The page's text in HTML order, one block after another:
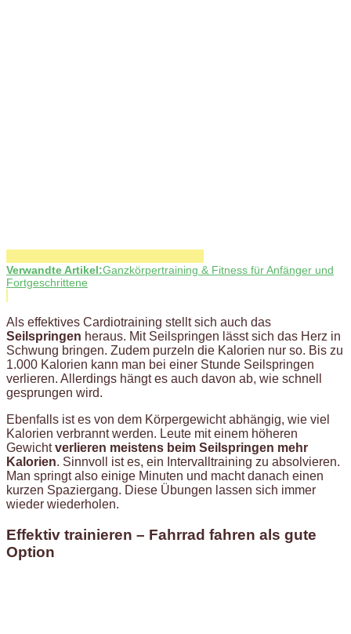
Verwandte Artikel:Ganzkörpertraining & Fitness für Anfänger und
Fortgeschrittene
Als effektives Cardiotraining stellt sich auch das
Seilspringen heraus. Mit Seilspringen lässt sich das Herz in
Schwung bringen. Zudem purzeln die Kalorien nur so. Bis zu
1.000 Kalorien kann man bei einer Stunde Seilspringen
verlieren. Allerdings hängt es auch davon ab, wie schnell
gesprungen wird.
Ebenfalls ist es von dem Körpergewicht abhängig, wie viel
Kalorien verbrannt werden. Leute mit einem höheren
Gewichtverlieren meistens beim Seilspringen mehr
Kalorien. Sinnvoll ist es, ein Intervalltraining zu absolvieren.
Man springt also einige Minuten und macht danach einen
kurzen Spaziergang. Diese Übungen lassen sich immer
wieder wiederholen.
Effektiv trainieren – Fahrrad fahren als gute
Option